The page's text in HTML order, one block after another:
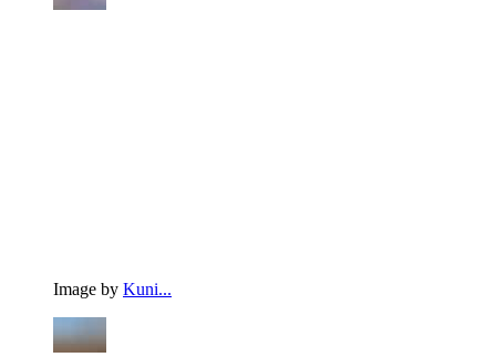
Image by Kuni...